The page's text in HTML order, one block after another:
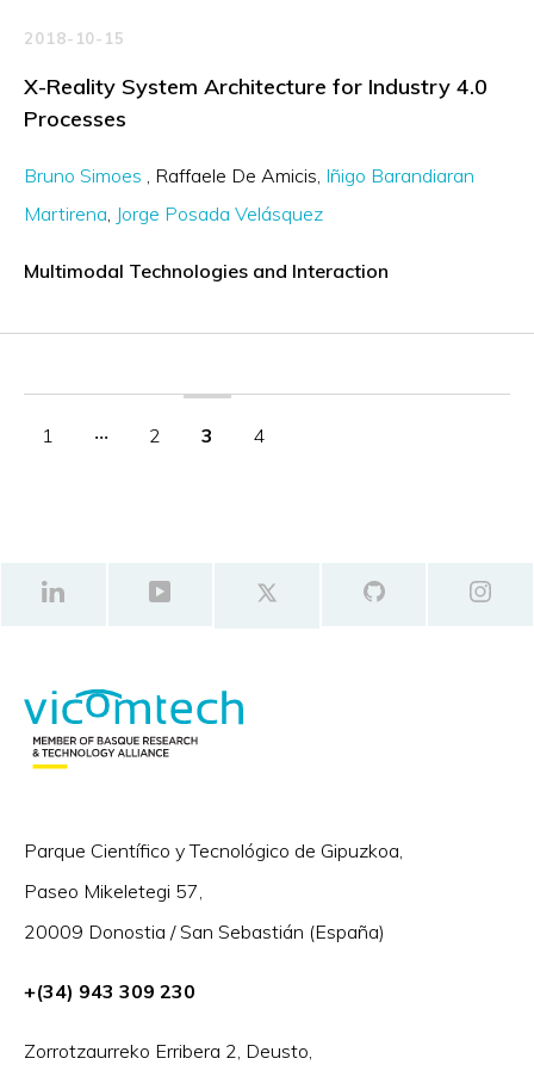
2018-10-15
X-Reality System Architecture for Industry 4.0
Processes
Bruno Simoes Raffaele De Amicis Iñigo Barandiaran
Martirena Jorge Posada Velásquez
Multimodal Technologies and Interaction
1 ‧‧‧ 2 3 4
Parque Científico y Tecnológico de Gipuzkoa,
Paseo Mikeletegi 57,
20009 Donostia / San Sebastián (España)
+(34) 943 309 230
Zorrotzaurreko Erribera 2, Deusto,